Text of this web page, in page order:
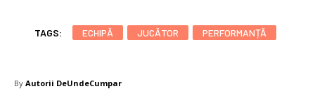
TAGS: ECHIPĂ JUCĂTOR PERFORMANȚĂ
By Autorii DeUndeCumpar